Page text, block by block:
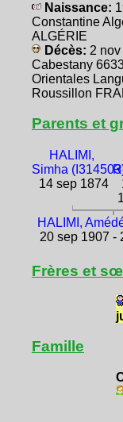
Naissance:
Constantine
ALGÉRIE
Décès: 2
Cabestany
Orientales
Roussillon
Parents et
HALIMI,
Simha
14 sep 1874
HALIMI,
20 sep 1907 -
Frères et
Famille